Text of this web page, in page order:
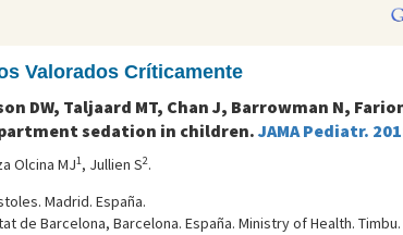
Valorados Críticamente
DW, Taljaard MT, Chan J, Barrowman N,
sedation in children. JAMA Pediatr.
Olcina MJ1, Jullien S2.
Madrid. España.
de Barcelona, Barcelona. España. Ministry of Health. Timbu.